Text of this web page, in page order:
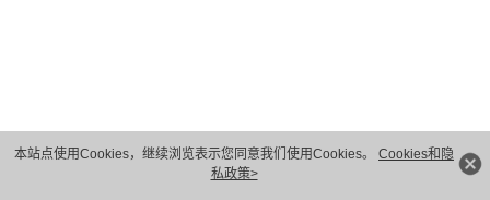
本站点使用Cookies，继续浏览表示您同意我们使用Cookies。 Cookies和隐
私政策>
版权所有 © 华为技术有限公司 1998-2026。 保留一切权利。粤A2-20044005号
隐私保护
法律声明